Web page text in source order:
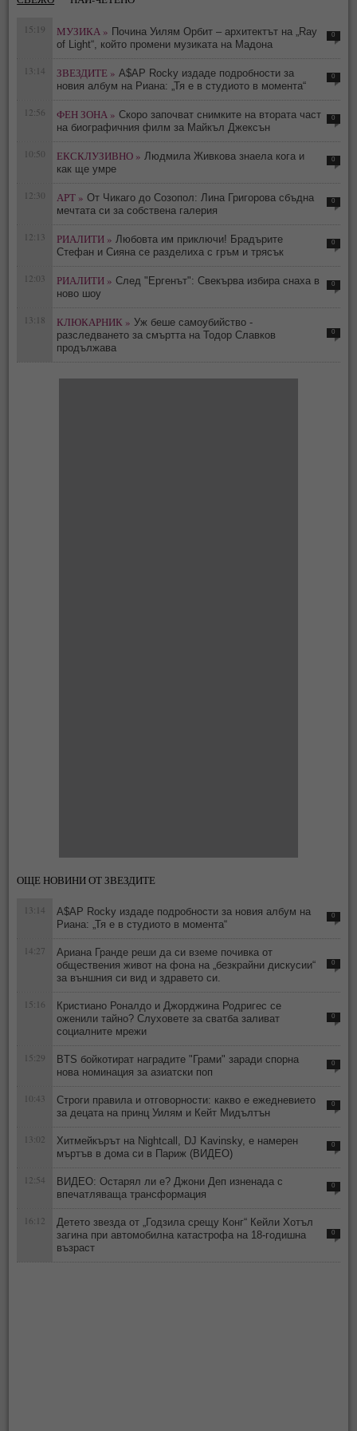
15:19 МУЗИКА » Почина Уилям Орбит – архитектът на „Ray
of Light“, който промени музиката на Мадона
0
13:14 ЗВЕЗДИТЕ » A$AP Rocky издаде подробности за
новия албум на Риана: „Тя е в студиото в момента“
0
12:56 ФЕН ЗОНА » Скоро започват снимките на втората част
на биографичния филм за Майкъл Джексън
0
10:50 ЕКСКЛУЗИВНО » Людмила Живкова знаела кога и
как ще умре
0
12:30 АРТ » От Чикаго до Созопол: Лина Григорова сбъдна
мечтата си за собствена галерия
0
12:13 РИАЛИТИ » Любовта им приключи! Брадърите
Стефан и Сияна се разделиха с гръм и трясък
0
12:03 РИАЛИТИ » След "Ергенът": Свекърва избира снаха в
ново шоу
0
13:18 КЛЮКАРНИК » Уж беше самоубийство -
разследването за смъртта на Тодор Славков
продължава
0
ОЩЕ НОВИНИ ОТ ЗВЕЗДИТЕ
13:14
A$AP Rocky издаде подробности за новия албум на
Риана: „Тя е в студиото в момента“
0
14:27
Ариана Гранде реши да си вземе почивка от
обществения живот на фона на „безкрайни дискусии“
за външния си вид и здравето си.
0
15:16
Кристиано Роналдо и Джорджина Родригес се
оженили тайно? Слуховете за сватба заливат
социалните мрежи
0
15:29
BTS бойкотират наградите "Грами" заради спорна
нова номинация за азиатски поп
0
10:43
Строги правила и отговорности: какво е ежедневието
за децата на принц Уилям и Кейт Мидълтън
0
13:02
Хитмейкърът на Nightcall, DJ Kavinsky, е намерен
мъртъв в дома си в Париж (ВИДЕО)
0
12:54
ВИДЕО: Остарял ли е? Джони Деп изненада с
впечатляваща трансформация
0
16:12
Детето звезда от „Годзила срещу Конг“ Кейли Хотъл
загина при автомобилна катастрофа на 18-годишна
възраст
0